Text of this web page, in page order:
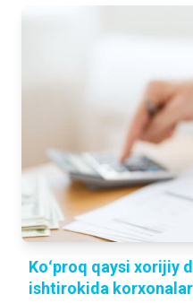
Koʻproq qaysi xorijiy
ishtirokida